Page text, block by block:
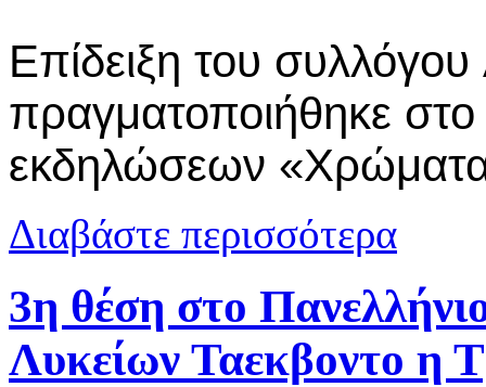
Επίδειξη του συλλόγου
πραγματοποιήθηκε στο
εκδηλώσεων
Διαβάστε περισσότερα
3η θέση στο
Λυκείων Ταεκβοντο η